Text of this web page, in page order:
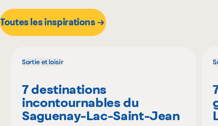
Toutes les inspirations
Sortie et loisir
7 destinations
incontournables du
Saguenay-Lac-Saint-Jean